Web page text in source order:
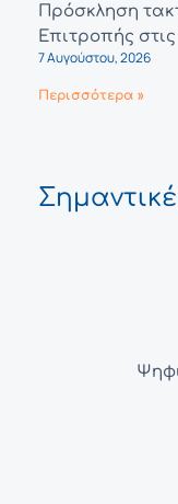
Πρόσκληση
Επιτροπής
7 Αυγούστου, 2026
Περισσότερα »